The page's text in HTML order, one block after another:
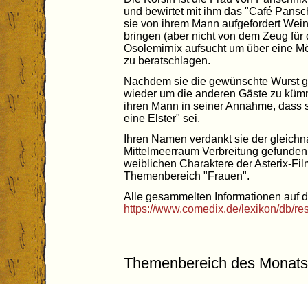
und bewirtet mit ihm das "Café
sie von ihrem Mann aufgefordert
bringen (aber nicht von dem Zeug
Osolemirnix aufsucht um über eine
zu beratschlagen.
Nachdem sie die gewünschte Wurst
wieder um die anderen Gäste zu
ihren Mann in seiner Annahme,
eine Elster" sei.
Ihren Namen verdankt sie der
Mittelmeerraum Verbreitung
weiblichen Charaktere der Asterix-
Themenbereich "Frauen".
Alle gesammelten Informationen auf
https://www.comedix.de/lexikon/db/
Themenbereich des